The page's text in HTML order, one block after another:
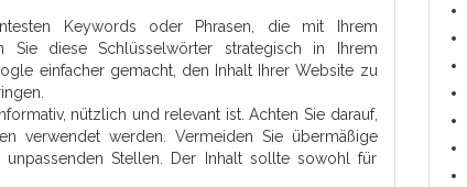
Keywords oder Phrasen, die mit Ihrem
Sie diese Schlüsselwörter strategisch in Ihrem
einfacher gemacht, den Inhalt Ihrer Website zu
nützlich und relevant ist. Achten Sie darauf,
verwendet werden. Vermeiden Sie übermäßige
Stellen. Der Inhalt sollte sowohl für